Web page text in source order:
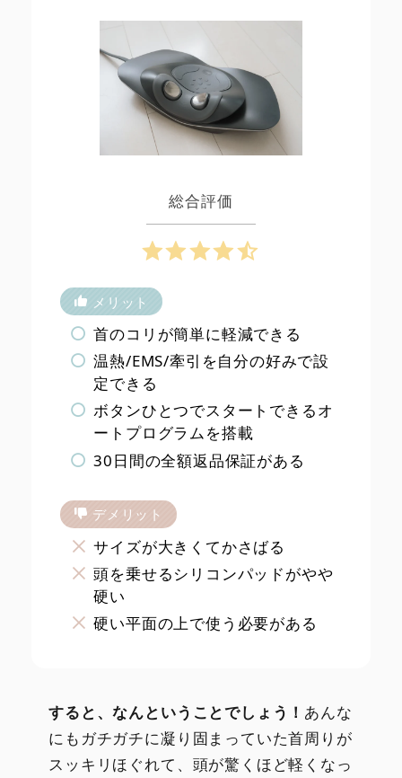
総合評価
メリット
首のコリが簡単に軽減できる
温熱/EMS/牽引を自分の好みで設
定できる
ボタンひとつでスタートできるオ
ートプログラムを搭載
30日間の全額返品保証がある
デメリット
サイズが大きくてかさばる
頭を乗せるシリコンパッドがやや
硬い
硬い平面の上で使う必要がある
すると、なんということでしょう！ あんな
にもガチガチに凝り固まっていた首周りが
スッキリほぐれて、頭が驚くほど軽くなっ